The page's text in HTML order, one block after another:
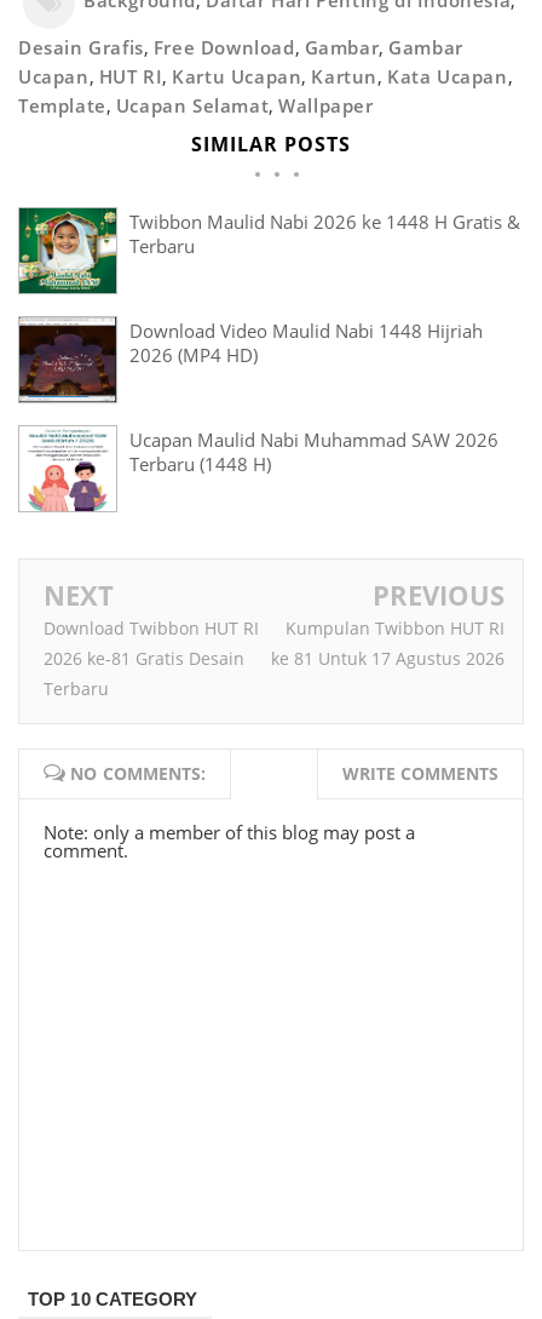
Desain Grafis, Free Download, Gambar, Gambar
Ucapan, HUT RI, Kartu Ucapan, Kartun, Kata Ucapan,
Template, Ucapan Selamat,Wallpaper
SIMILAR POSTS
Twibbon Maulid Nabi 2026 ke 1448 H Gratis &
Terbaru
Download Video Maulid Nabi 1448 Hijriah
2026 (MP4 HD)
Ucapan Maulid Nabi Muhammad SAW 2026
Terbaru (1448 H)
NEXT
Download Twibbon HUT RI
2026 ke-81 Gratis Desain
Terbaru
PREVIOUS
Kumpulan Twibbon HUT RI
ke 81 Untuk 17 Agustus 2026
NO COMMENTS: WRITE COMMENTS
Note: only a member of this blog may post a
comment.
TOP 10 CATEGORY